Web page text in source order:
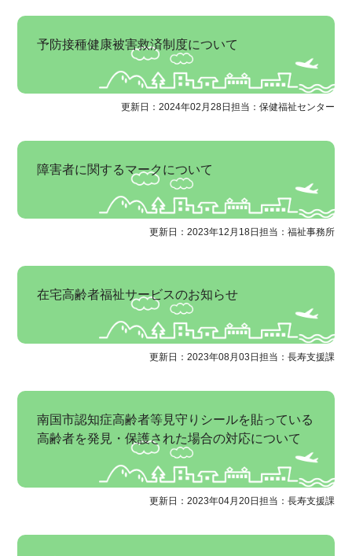
予防接種健康被害救済制度について
更新日：2024年02月28日 担当：保健福祉センター
障害者に関するマークについて
更新日：2023年12月18日 担当：福祉事務所
在宅高齢者福祉サービスのお知らせ
更新日：2023年08月03日 担当：長寿支援課
南国市認知症高齢者等見守りシールを貼っている
高齢者を発見・保護された場合の対応について
更新日：2023年04月20日 担当：長寿支援課